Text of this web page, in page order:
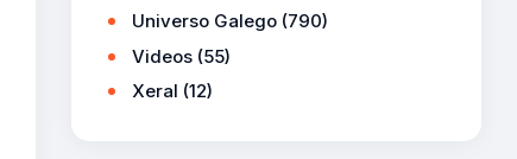
Universo Galego (790)
Videos (55)
Xeral (12)